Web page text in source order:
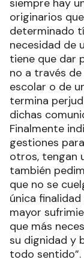
siempre hay
originarios
determinado
necesidad de
tiene que dar
no a través
escolar o de
termina
dichas
Finalmente
gestiones
otros, tengan
también
que no se
única
mayor
que más
su dignidad y
todo sentido”.